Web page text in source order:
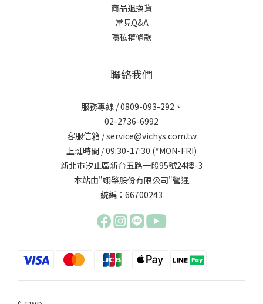
商品退換貨
常見Q&A
隱私權條款
聯絡我們
服務專線 / 0809-093-292、
02-2736-6992
客服信箱 / service@vichys.com.tw
上班時間 / 09:30-17:30 (*MON-FRI)
新北市汐止區新台五路一段95號24樓-3
本站由"翊棨股份有限公司"營運
統編：66700243